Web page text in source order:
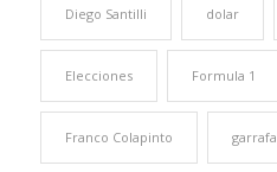
Diego Santilli dolar
Elecciones Formula 1
Franco Colapinto garrafa